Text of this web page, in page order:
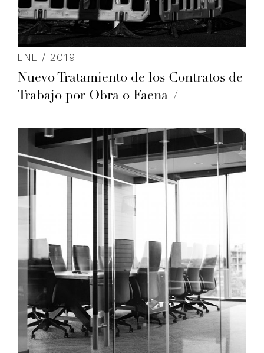
ENE / 2019
Nuevo Tratamiento de los Contratos de
Trabajo por Obra o Faena